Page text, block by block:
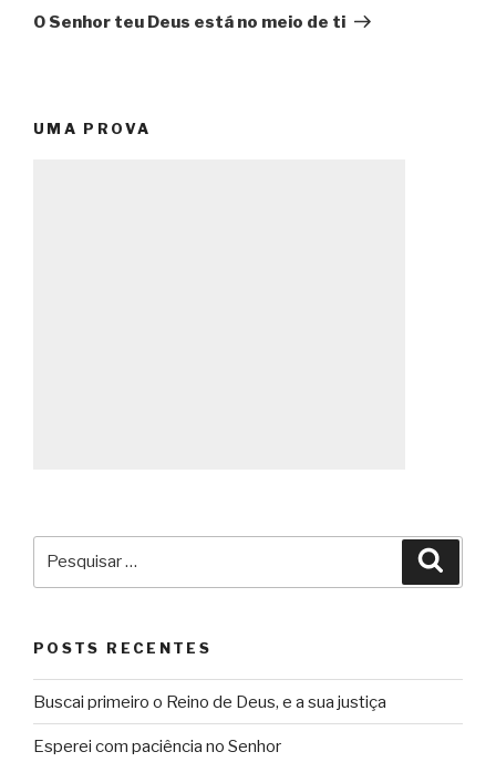
post
O Senhor teu Deus está no meio de ti
UMA PROVA
POSTS RECENTES
Buscai primeiro o Reino de Deus, e a sua justiça
Esperei com paciência no Senhor